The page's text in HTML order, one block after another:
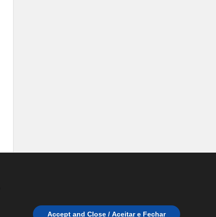
Accept and Close / Aceitar e Fechar